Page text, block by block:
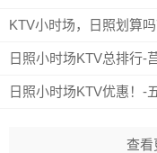
KTV小时场，日照划算
日照小时场KTV总排行-
日照小时场KTV优惠！-
查看